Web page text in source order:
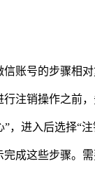
账号的步骤相对
注销操作之前，
进入后选择“注
成这些步骤。